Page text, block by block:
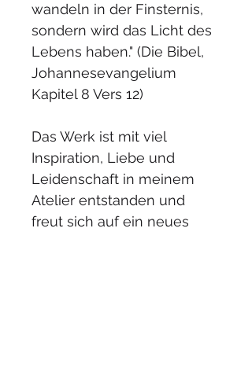
wandeln in der Finsternis,
sondern wird das Licht des
Lebens haben." (Die Bibel,
Johannesevangelium
Kapitel 8 Vers 12)
Das Werk ist mit viel
Inspiration, Liebe und
Leidenschaft in meinem
Atelier entstanden und
freut sich auf ein neues